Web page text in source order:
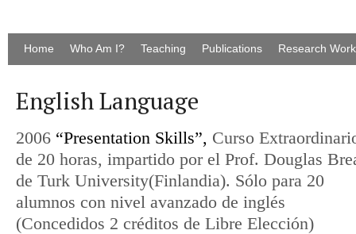
Home Who Am I? Teaching Publications Research Work
English Language
2006 “Presentation Skills”, Curso
de 20 horas, impartido por el Prof. Douglas
de Turk University(Finlandia). Sólo para 20
alumnos con nivel avanzado de inglés
(Concedidos 2 créditos de Libre Elección)